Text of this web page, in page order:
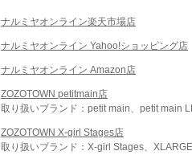
ナルミヤオンライン楽天市場店
ナルミヤオンライン Yahoo!ショッピング店
ナルミヤオンライン Amazon店
ZOZOTOWN petitmain店
取り扱いブランド：petit main、petit main
ZOZOTOWN X-girl Stages店
取り扱いブランド：X-girl Stages、